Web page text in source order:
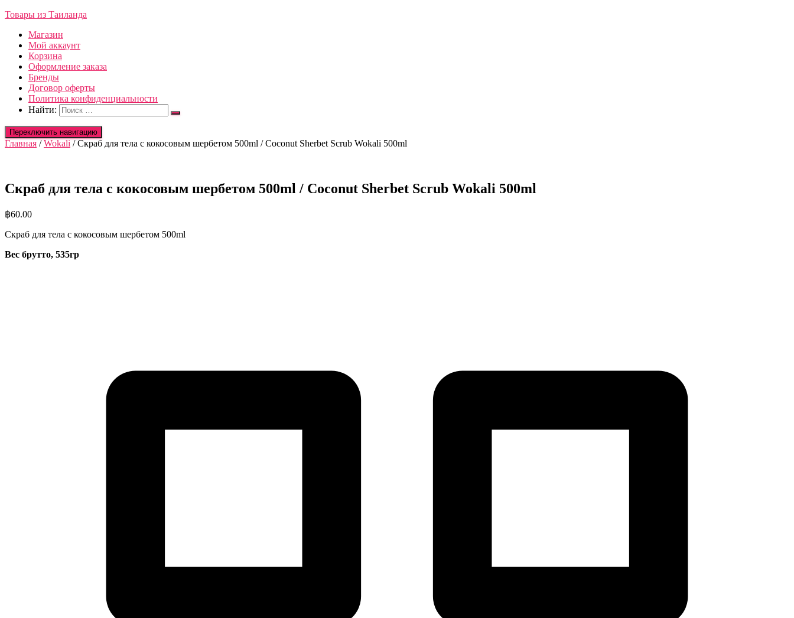
Товары из Таиланда
Магазин
Мой аккаунт
Корзина
Оформление заказа
Бренды
Договор оферты
Политика конфиденциальности
Найти:
Переключить навигацию
Главная /Wokali / Скраб для тела с кокосовым шербетом 500ml / Coconut Sherbet Scrub Wokali 500ml
Скраб для тела с кокосовым шербетом 500ml / Coconut Sherbet Scrub Wokali 500ml
฿60.00
Скраб для тела с кокосовым шербетом 500ml
Вес брутто, 535гр